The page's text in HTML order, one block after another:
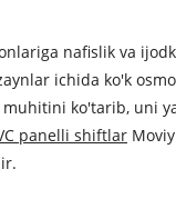
nafislik va
ichida ko'k
ko'tarib, uni
panelli shiftlar